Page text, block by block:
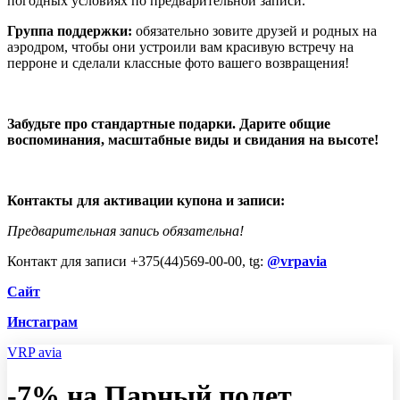
Группа поддержки: обязательно зовите друзей и родных на
аэродром, чтобы они устроили вам красивую встречу на
перроне и сделали классные фото вашего возвращения!
Забудьте про стандартные подарки. Дарите общие
воспоминания, масштабные виды и свидания на высоте!
Контакты для активации купона и записи:
Предварительная запись обязательна!
Контакт для записи +375(44)569-00-00, tg: @vrpavia
Сайт
Инстаграм
VRP avia